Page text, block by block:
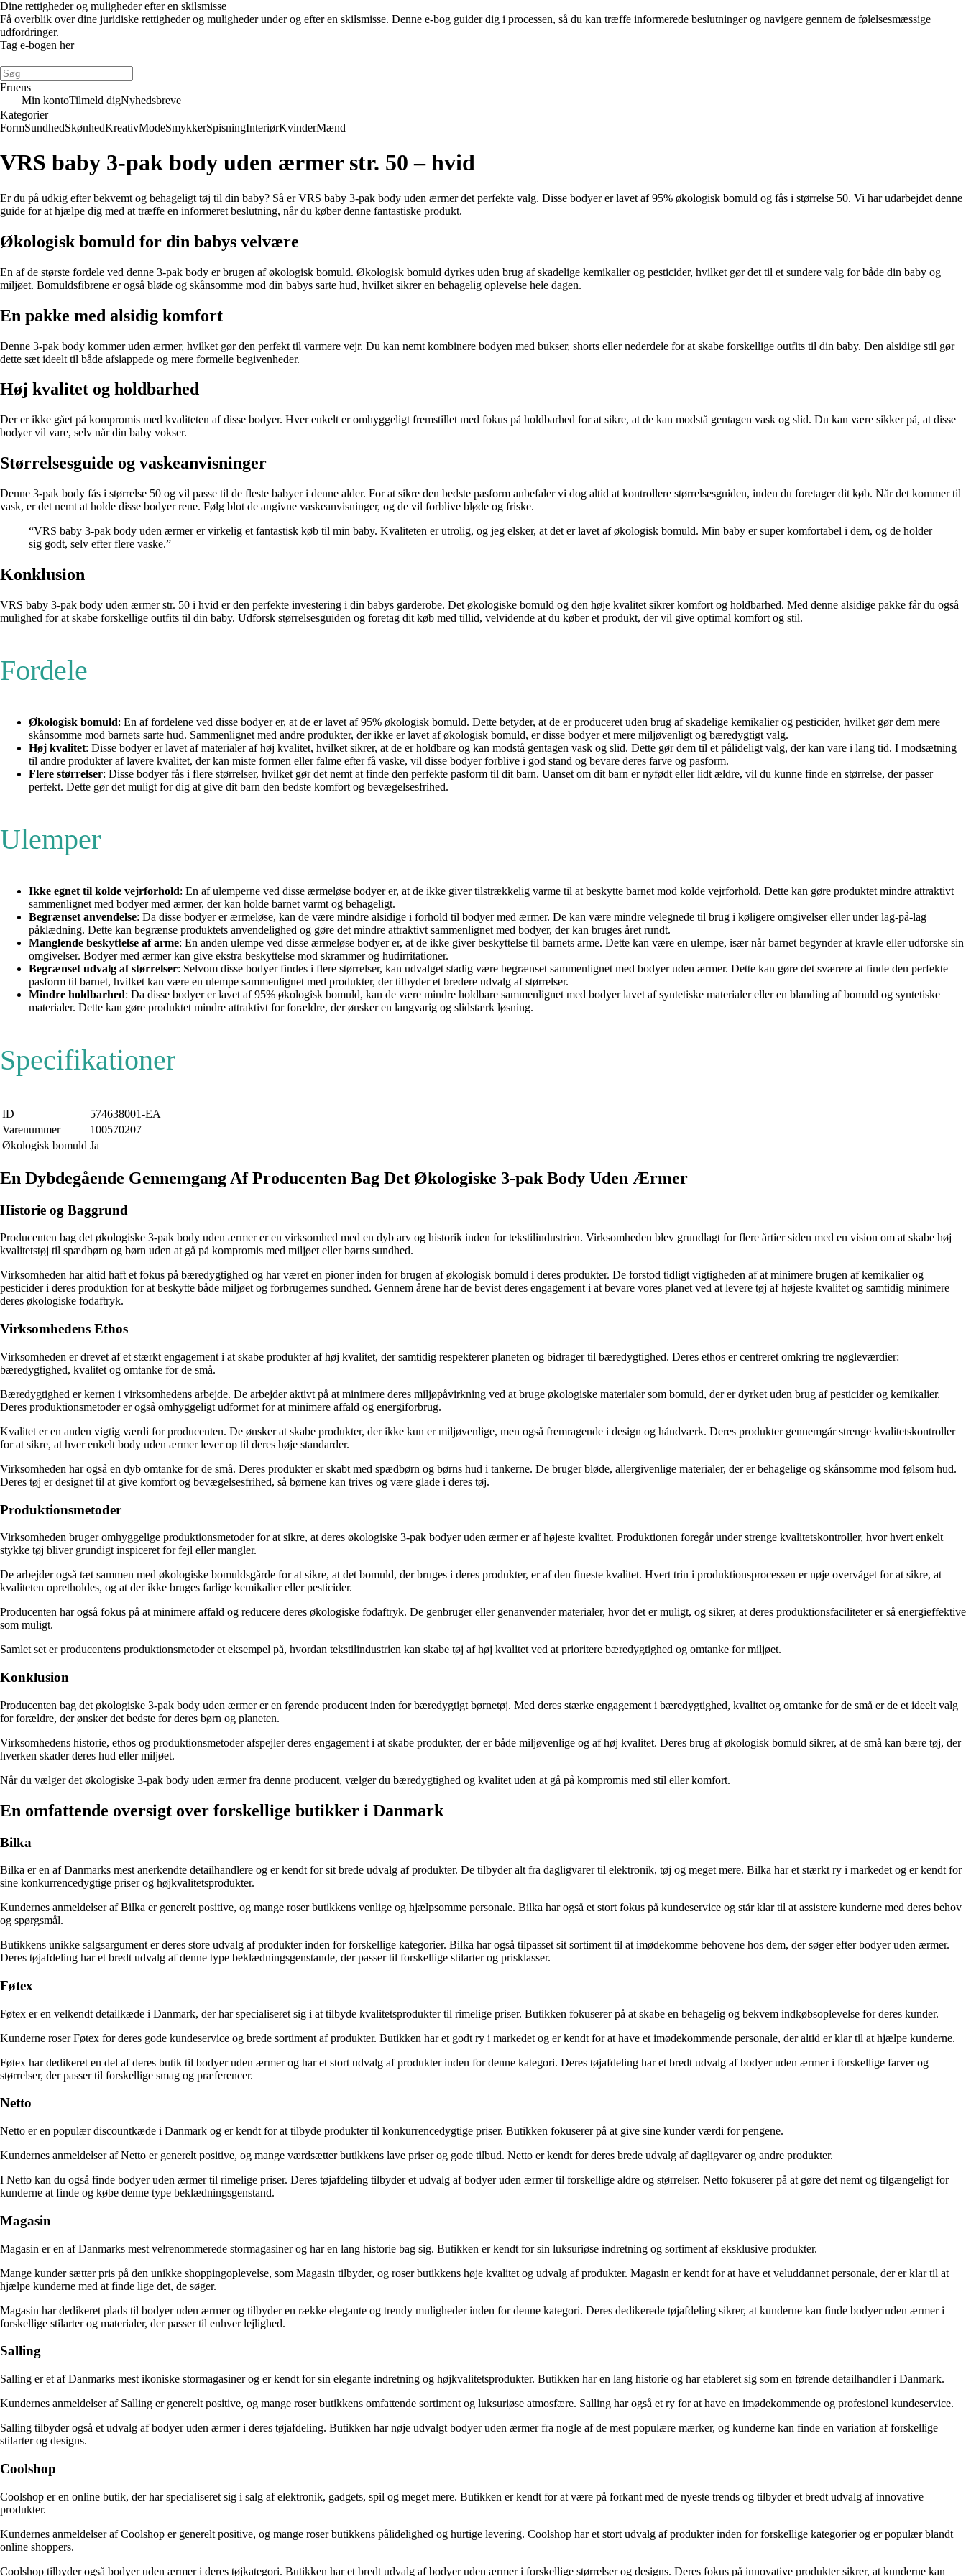
Dine rettigheder og muligheder efter en skilsmisse
Få overblik over dine juridiske rettigheder og muligheder under og efter en skilsmisse. Denne e-bog guider dig i processen, så du kan træffe informerede beslutninger og navigere gennem de følelsesmæssige
udfordringer.
Tag e-bogen her
Fruens
Min kontoTilmeld digNyhedsbreve
Kategorier
FormSundhedSkønhedKreativModeSmykkerSpisningInteriørKvinderMænd
VRS baby 3-pak body uden ærmer str. 50 – hvid
Er du på udkig efter bekvemt og behageligt tøj til din baby? Så er VRS baby 3-pak body uden ærmer det perfekte valg. Disse bodyer er lavet af 95% økologisk bomuld og fås i størrelse 50. Vi har udarbejdet denne
guide for at hjælpe dig med at træffe en informeret beslutning, når du køber denne fantastiske produkt.
Økologisk bomuld for din babys velvære
En af de største fordele ved denne 3-pak body er brugen af økologisk bomuld. Økologisk bomuld dyrkes uden brug af skadelige kemikalier og pesticider, hvilket gør det til et sundere valg for både din baby og
miljøet. Bomuldsfibrene er også bløde og skånsomme mod din babys sarte hud, hvilket sikrer en behagelig oplevelse hele dagen.
En pakke med alsidig komfort
Denne 3-pak body kommer uden ærmer, hvilket gør den perfekt til varmere vejr. Du kan nemt kombinere bodyen med bukser, shorts eller nederdele for at skabe forskellige outfits til din baby. Den alsidige stil gør
dette sæt ideelt til både afslappede og mere formelle begivenheder.
Høj kvalitet og holdbarhed
Der er ikke gået på kompromis med kvaliteten af disse bodyer. Hver enkelt er omhyggeligt fremstillet med fokus på holdbarhed for at sikre, at de kan modstå gentagen vask og slid. Du kan være sikker på, at disse
bodyer vil vare, selv når din baby vokser.
Størrelsesguide og vaskeanvisninger
Denne 3-pak body fås i størrelse 50 og vil passe til de fleste babyer i denne alder. For at sikre den bedste pasform anbefaler vi dog altid at kontrollere størrelsesguiden, inden du foretager dit køb. Når det kommer til
vask, er det nemt at holde disse bodyer rene. Følg blot de angivne vaskeanvisninger, og de vil forblive bløde og friske.
“VRS baby 3-pak body uden ærmer er virkelig et fantastisk køb til min baby. Kvaliteten er utrolig, og jeg elsker, at det er lavet af økologisk bomuld. Min baby er super komfortabel i dem, og de holder
sig godt, selv efter flere vaske.”
Konklusion
VRS baby 3-pak body uden ærmer str. 50 i hvid er den perfekte investering i din babys garderobe. Det økologiske bomuld og den høje kvalitet sikrer komfort og holdbarhed. Med denne alsidige pakke får du også
mulighed for at skabe forskellige outfits til din baby. Udforsk størrelsesguiden og foretag dit køb med tillid, velvidende at du køber et produkt, der vil give optimal komfort og stil.
Fordele
Økologisk bomuld: En af fordelene ved disse bodyer er, at de er lavet af 95% økologisk bomuld. Dette betyder, at de er produceret uden brug af skadelige kemikalier og pesticider, hvilket gør dem mere
skånsomme mod barnets sarte hud. Sammenlignet med andre produkter, der ikke er lavet af økologisk bomuld, er disse bodyer et mere miljøvenligt og bæredygtigt valg.
Høj kvalitet: Disse bodyer er lavet af materialer af høj kvalitet, hvilket sikrer, at de er holdbare og kan modstå gentagen vask og slid. Dette gør dem til et pålideligt valg, der kan vare i lang tid. I modsætning
til andre produkter af lavere kvalitet, der kan miste formen eller falme efter få vaske, vil disse bodyer forblive i god stand og bevare deres farve og pasform.
Flere størrelser: Disse bodyer fås i flere størrelser, hvilket gør det nemt at finde den perfekte pasform til dit barn. Uanset om dit barn er nyfødt eller lidt ældre, vil du kunne finde en størrelse, der passer
perfekt. Dette gør det muligt for dig at give dit barn den bedste komfort og bevægelsesfrihed.
Ulemper
Ikke egnet til kolde vejrforhold: En af ulemperne ved disse ærmeløse bodyer er, at de ikke giver tilstrækkelig varme til at beskytte barnet mod kolde vejrforhold. Dette kan gøre produktet mindre attraktivt
sammenlignet med bodyer med ærmer, der kan holde barnet varmt og behageligt.
Begrænset anvendelse: Da disse bodyer er ærmeløse, kan de være mindre alsidige i forhold til bodyer med ærmer. De kan være mindre velegnede til brug i køligere omgivelser eller under lag-på-lag
påklædning. Dette kan begrænse produktets anvendelighed og gøre det mindre attraktivt sammenlignet med bodyer, der kan bruges året rundt.
Manglende beskyttelse af arme: En anden ulempe ved disse ærmeløse bodyer er, at de ikke giver beskyttelse til barnets arme. Dette kan være en ulempe, især når barnet begynder at kravle eller udforske sin
omgivelser. Bodyer med ærmer kan give ekstra beskyttelse mod skrammer og hudirritationer.
Begrænset udvalg af størrelser: Selvom disse bodyer findes i flere størrelser, kan udvalget stadig være begrænset sammenlignet med bodyer uden ærmer. Dette kan gøre det sværere at finde den perfekte
pasform til barnet, hvilket kan være en ulempe sammenlignet med produkter, der tilbyder et bredere udvalg af størrelser.
Mindre holdbarhed: Da disse bodyer er lavet af 95% økologisk bomuld, kan de være mindre holdbare sammenlignet med bodyer lavet af syntetiske materialer eller en blanding af bomuld og syntetiske
materialer. Dette kan gøre produktet mindre attraktivt for forældre, der ønsker en langvarig og slidstærk løsning.
Specifikationer
ID
574638001-EA
Varenummer
100570207
Økologisk bomuld Ja
En Dybdegående Gennemgang Af Producenten Bag Det Økologiske 3-pak Body Uden Ærmer
Historie og Baggrund
Producenten bag det økologiske 3-pak body uden ærmer er en virksomhed med en dyb arv og historik inden for tekstilindustrien. Virksomheden blev grundlagt for flere årtier siden med en vision om at skabe høj
kvalitetstøj til spædbørn og børn uden at gå på kompromis med miljøet eller børns sundhed.
Virksomheden har altid haft et fokus på bæredygtighed og har været en pioner inden for brugen af ​​økologisk bomuld i deres produkter. De forstod tidligt vigtigheden af ​​at minimere brugen af ​​kemikalier og
pesticider i deres produktion for at beskytte både miljøet og forbrugernes sundhed. Gennem årene har de bevist deres engagement i at bevare vores planet ved at levere tøj af højeste kvalitet og samtidig minimere
deres økologiske fodaftryk.
Virksomhedens Ethos
Virksomheden er drevet af et stærkt engagement i at skabe produkter af høj kvalitet, der samtidig respekterer planeten og bidrager til bæredygtighed. Deres ethos er centreret omkring tre nøgleværdier:
bæredygtighed, kvalitet og omtanke for de små.
Bæredygtighed er kernen i virksomhedens arbejde. De arbejder aktivt på at minimere deres miljøpåvirkning ved at bruge økologiske materialer som bomuld, der er dyrket uden brug af pesticider og kemikalier.
Deres produktionsmetoder er også omhyggeligt udformet for at minimere affald og energiforbrug.
Kvalitet er en anden vigtig værdi for producenten. De ønsker at skabe produkter, der ikke kun er miljøvenlige, men også fremragende i design og håndværk. Deres produkter gennemgår strenge kvalitetskontroller
for at sikre, at hver enkelt body uden ærmer lever op til deres høje standarder.
Virksomheden har også en dyb omtanke for de små. Deres produkter er skabt med spædbørn og børns hud i tankerne. De bruger bløde, allergivenlige materialer, der er behagelige og skånsomme mod følsom hud.
Deres tøj er designet til at give komfort og bevægelsesfrihed, så børnene kan trives og være glade i deres tøj.
Produktionsmetoder
Virksomheden bruger omhyggelige produktionsmetoder for at sikre, at deres økologiske 3-pak bodyer uden ærmer er af højeste kvalitet. Produktionen foregår under strenge kvalitetskontroller, hvor hvert enkelt
stykke tøj bliver grundigt inspiceret for fejl eller mangler.
De arbejder også tæt sammen med økologiske bomuldsgårde for at sikre, at det bomuld, der bruges i deres produkter, er af den fineste kvalitet. Hvert trin i produktionsprocessen er nøje overvåget for at sikre, at
kvaliteten opretholdes, og at der ikke bruges farlige kemikalier eller pesticider.
Producenten har også fokus på at minimere affald og reducere deres økologiske fodaftryk. De genbruger eller genanvender materialer, hvor det er muligt, og sikrer, at deres produktionsfaciliteter er så energieffektive
som muligt.
Samlet set er producentens produktionsmetoder et eksempel på, hvordan tekstilindustrien kan skabe tøj af høj kvalitet ved at prioritere bæredygtighed og omtanke for miljøet.
Konklusion
Producenten bag det økologiske 3-pak body uden ærmer er en førende producent inden for bæredygtigt børnetøj. Med deres stærke engagement i bæredygtighed, kvalitet og omtanke for de små er de et ideelt valg
for forældre, der ønsker det bedste for deres børn og planeten.
Virksomhedens historie, ethos og produktionsmetoder afspejler deres engagement i at skabe produkter, der er både miljøvenlige og af høj kvalitet. Deres brug af økologisk bomuld sikrer, at de små kan bære tøj, der
hverken skader deres hud eller miljøet.
Når du vælger det økologiske 3-pak body uden ærmer fra denne producent, vælger du bæredygtighed og kvalitet uden at gå på kompromis med stil eller komfort.
En omfattende oversigt over forskellige butikker i Danmark
Bilka
Bilka er en af Danmarks mest anerkendte detailhandlere og er kendt for sit brede udvalg af produkter. De tilbyder alt fra dagligvarer til elektronik, tøj og meget mere. Bilka har et stærkt ry i markedet og er kendt for
sine konkurrencedygtige priser og højkvalitetsprodukter.
Kundernes anmeldelser af Bilka er generelt positive, og mange roser butikkens venlige og hjælpsomme personale. Bilka har også et stort fokus på kundeservice og står klar til at assistere kunderne med deres behov
og spørgsmål.
Butikkens unikke salgsargument er deres store udvalg af produkter inden for forskellige kategorier. Bilka har også tilpasset sit sortiment til at imødekomme behovene hos dem, der søger efter bodyer uden ærmer.
Deres tøjafdeling har et bredt udvalg af denne type beklædningsgenstande, der passer til forskellige stilarter og prisklasser.
Føtex
Føtex er en velkendt detailkæde i Danmark, der har specialiseret sig i at tilbyde kvalitetsprodukter til rimelige priser. Butikken fokuserer på at skabe en behagelig og bekvem indkøbsoplevelse for deres kunder.
Kunderne roser Føtex for deres gode kundeservice og brede sortiment af produkter. Butikken har et godt ry i markedet og er kendt for at have et imødekommende personale, der altid er klar til at hjælpe kunderne.
Føtex har dedikeret en del af deres butik til bodyer uden ærmer og har et stort udvalg af produkter inden for denne kategori. Deres tøjafdeling har et bredt udvalg af bodyer uden ærmer i forskellige farver og
størrelser, der passer til forskellige smag og præferencer.
Netto
Netto er en populær discountkæde i Danmark og er kendt for at tilbyde produkter til konkurrencedygtige priser. Butikken fokuserer på at give sine kunder værdi for pengene.
Kundernes anmeldelser af Netto er generelt positive, og mange værdsætter butikkens lave priser og gode tilbud. Netto er kendt for deres brede udvalg af dagligvarer og andre produkter.
I Netto kan du også finde bodyer uden ærmer til rimelige priser. Deres tøjafdeling tilbyder et udvalg af bodyer uden ærmer til forskellige aldre og størrelser. Netto fokuserer på at gøre det nemt og tilgængeligt for
kunderne at finde og købe denne type beklædningsgenstand.
Magasin
Magasin er en af ​​Danmarks mest velrenommerede stormagasiner og har en lang historie bag sig. Butikken er kendt for sin luksuriøse indretning og sortiment af eksklusive produkter.
Mange kunder sætter pris på den unikke shoppingoplevelse, som Magasin tilbyder, og roser butikkens høje kvalitet og udvalg af produkter. Magasin er kendt for at have et veluddannet personale, der er klar til at
hjælpe kunderne med at finde lige det, de søger.
Magasin har dedikeret plads til bodyer uden ærmer og tilbyder en række elegante og trendy muligheder inden for denne kategori. Deres dedikerede tøjafdeling sikrer, at kunderne kan finde bodyer uden ærmer i
forskellige stilarter og materialer, der passer til enhver lejlighed.
Salling
Salling er et af Danmarks mest ikoniske stormagasiner og er kendt for sin elegante indretning og højkvalitetsprodukter. Butikken har en lang historie og har etableret sig som en førende detailhandler i Danmark.
Kundernes anmeldelser af Salling er generelt positive, og mange roser butikkens omfattende sortiment og luksuriøse atmosfære. Salling har også et ry for at have en imødekommende og profesionel kundeservice.
Salling tilbyder også et udvalg af bodyer uden ærmer i deres tøjafdeling. Butikken har nøje udvalgt bodyer uden ærmer fra nogle af de mest populære mærker, og kunderne kan finde en variation af forskellige
stilarter og designs.
Coolshop
Coolshop er en online butik, der har specialiseret sig i salg af elektronik, gadgets, spil og meget mere. Butikken er kendt for at være på forkant med de nyeste trends og tilbyder et bredt udvalg af innovative
produkter.
Kundernes anmeldelser af Coolshop er generelt positive, og mange roser butikkens pålidelighed og hurtige levering. Coolshop har et stort udvalg af produkter inden for forskellige kategorier og er populær blandt
online shoppers.
Coolshop tilbyder også bodyer uden ærmer i deres tøjkategori. Butikken har et bredt udvalg af bodyer uden ærmer i forskellige størrelser og designs. Deres fokus på innovative produkter sikrer, at kunderne kan